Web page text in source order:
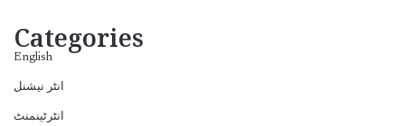
Categories
English
انٹر نیشنل
انٹرٹینمنٹ